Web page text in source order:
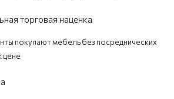
торговая наценка
покупают мебель без посреднических
цене